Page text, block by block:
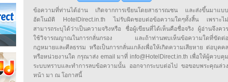
ข้อความที่ท่านได้อ่าน เกิดจากการเขียนโดยสาธารณชน และส่งขึ้นมาแบบ
อัตโนมัติ HotelDirect.in.th ไม่รับผิดชอบต่อข้อความใดๆทั้งสิ้น เพราะไม่
สามารถระบุได้ว่าเป็นความจริงหรือ ชื่อผู้เขียนที่ได้เห็นคือชื่อจริง ผู้อ่านจึงควร
ใช้วิจารณญาณในการกลั่นกรอง และถ้าท่านพบเห็นข้อความใดที่ขัดต่อ
กฎหมายและศีลธรรม หรือเป็นการกลั่นแกล้งเพื่อให้เกิดความเสียหาย ต่อบุคคล
หรือหน่วยงานใด กรุณาส่ง email มาที่ info@HotelDirect.in.th เพื่อให้ผู้ควบคุม
ระบบทราบและทำการลบข้อความนั้น ออกจากระบบต่อไป ขอขอบพระคุณล่วง
หน้า มา ณ โอกาสนี้